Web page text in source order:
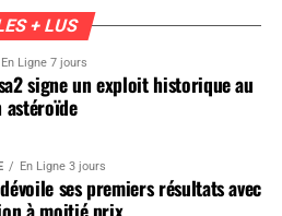
+ LUS
En Ligne 7 jours
signe un exploit historique au
astéroïde
En Ligne 3 jours
ses premiers résultats avec
à moitié prix